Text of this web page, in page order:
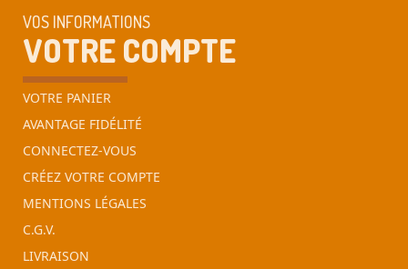
VOS INFORMATIONS
VOTRE COMPTE
VOTRE PANIER
AVANTAGE FIDÉLITÉ
CONNECTEZ-VOUS
CRÉEZ VOTRE COMPTE
MENTIONS LÉGALES
C.G.V.
LIVRAISON